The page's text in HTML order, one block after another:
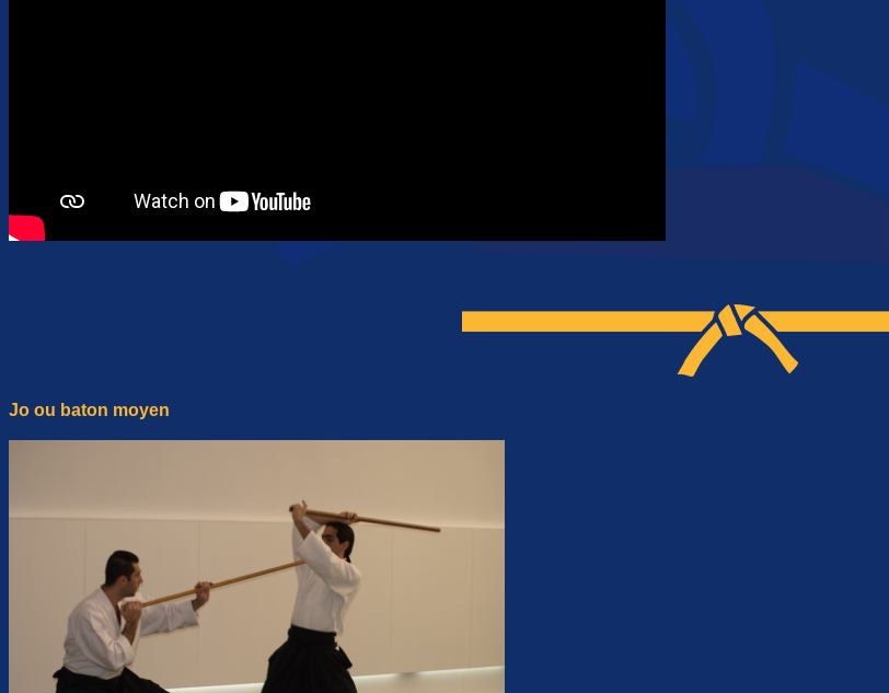
Jo ou baton moyen